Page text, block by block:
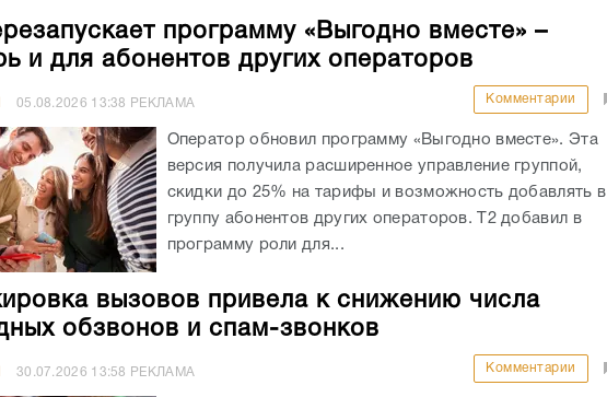
программу «Выгодно вместе» –
и для абонентов других операторов
05.08.2026 13:38 РЕКЛАМА Комментарии
Оператор обновил программу «Выгодно вместе». Эта
версия получила расширенное управление группой,
скидки до 25% на тарифы и возможность добавлять в
группу абонентов других операторов. Т2 добавил в
программу роли для...
вызовов привела к снижению числа
обзвонов и спам-звонков
30.07.2026 13:58 РЕКЛАМА Комментарии